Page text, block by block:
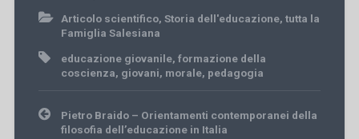
Articolo scientifico, Storia dell'educazione, tutta la
Famiglia Salesiana
educazione giovanile, formazione della
coscienza, giovani, morale, pedagogia
Post
navigation
Pietro Braido – Orientamenti contemporanei della
filosofia dell’educazione in Italia